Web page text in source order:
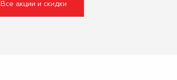
Все акции и скидки